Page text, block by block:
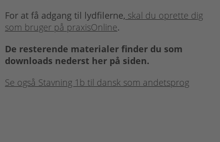
For at få adgang til lydfilerne, skal du oprette dig
som bruger på praxisOnline.
De resterende materialer finder du som
downloads nederst her på siden.
Se også Stavning 1b til dansk som andetsprog